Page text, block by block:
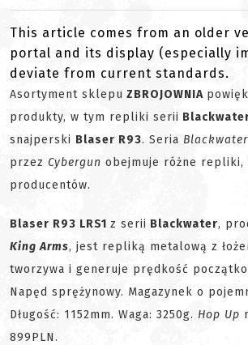
This article comes from an older
portal and its display (especially
deviate from current standards.
Asortyment sklepu ZBROJOWNIA
produkty, w tym repliki serii
snajperski Blaser R93. Seria Blackwater
przez Cybergun obejmuje różne repliki,
producentów.
Blaser R93 LRS1 z serii Blackwater,
King Arms, jest repliką metalową z
tworzywa i generuje prędkość
Napęd sprężynowy. Magazynek o
Długość: 1152mm. Waga: 3250g. Hop Up
899PLN.